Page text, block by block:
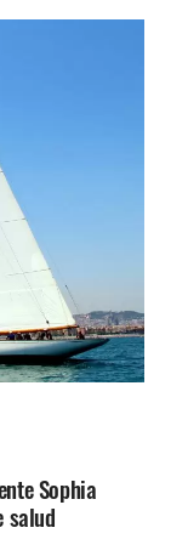
Sophia
salud